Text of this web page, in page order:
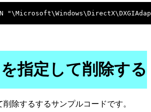
指定して削除する
除するするサンプルコードです。